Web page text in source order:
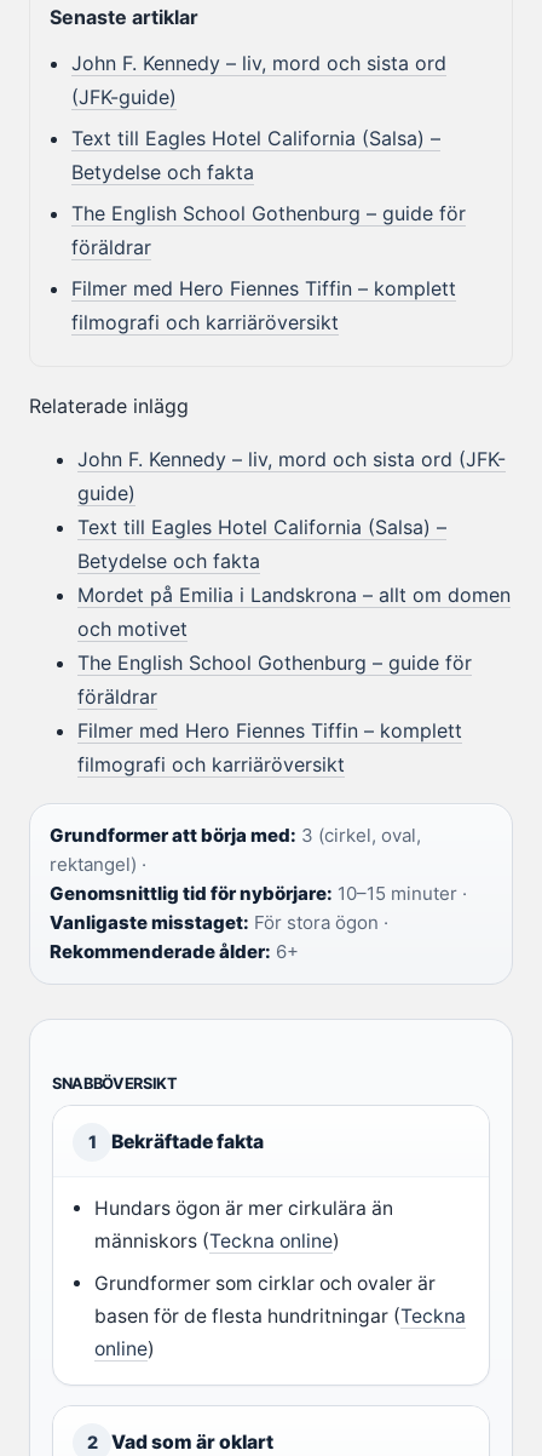
Senaste artiklar
John F. Kennedy – liv, mord och sista ord
(JFK-guide)
Text till Eagles Hotel California (Salsa) –
Betydelse och fakta
The English School Gothenburg – guide för
föräldrar
Filmer med Hero Fiennes Tiffin – komplett
filmografi och karriäröversikt
Relaterade inlägg
John F. Kennedy – liv, mord och sista ord (JFK-
guide)
Text till Eagles Hotel California (Salsa) –
Betydelse och fakta
Mordet på Emilia i Landskrona – allt om domen
och motivet
The English School Gothenburg – guide för
föräldrar
Filmer med Hero Fiennes Tiffin – komplett
filmografi och karriäröversikt
Grundformer att börja med: 3 (cirkel, oval,
rektangel) ·
Genomsnittlig tid för nybörjare: 10–15 minuter ·
Vanligaste misstaget: För stora ögon ·
Rekommenderade ålder: 6+
SNABBÖVERSIKT
1 Bekräftade fakta
Hundars ögon är mer cirkulära än
människors (Teckna online)
Grundformer som cirklar och ovaler är
basen för de flesta hundritningar (Teckna
online)
2 Vad som är oklart